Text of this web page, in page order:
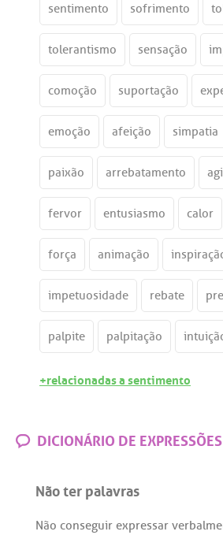
sentimento sofrimento
tolerantismo sensação
comoção suportação
emoção afeição simpatia
paixão arrebatamento
fervor entusiasmo calor
força animação
impetuosidade rebate
palpite palpitação
+relacionadas a sentimento
DICIONÁRIO DE EXPRESSÕES
Não ter palavras
Não conseguir expressar